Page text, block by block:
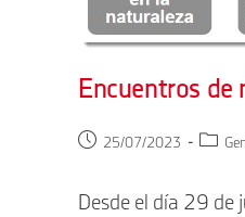
Encuentros de
Publicación
entrada:
25/07/2023
Desde el día 29 de